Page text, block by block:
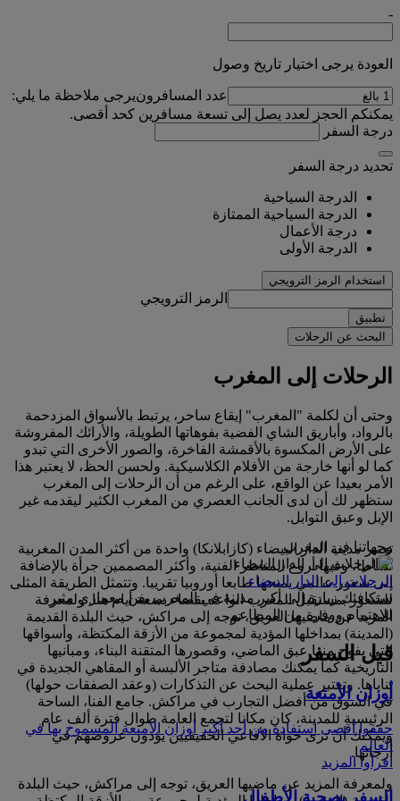
-
العودة يرجى اختيار تاريخ وصول
عدد المسافرونيرجى ملاحظة ما يلي:
يمكنكم الحجز لعدد يصل إلى تسعة مسافرين كحد أقصى.
درجة السفر
تحديد درجة السفر
الدرجة السياحية
الدرجة السياحية الممتازة
درجة الأعمال
الدرجة الأولى
استخدام الرمز الترويجي
الرمز الترويجي
تطبيق
البحث عن الرحلات
الرحلات إلى المغرب
وحتى أن لكلمة "المغرب" إيقاع ساحر، يرتبط بالأسواق المزدحمة
بالرواد، وأباريق الشاي الفضية بفوهاتها الطويلة، والأرائك المفروشة
على الأرض المكسوة بالأقمشة الفاخرة، والصور الأخرى التي تبدو
كما لو أنها خارجة من الأفلام الكلاسيكية. ولحسن الحظ، لا يعتبر هذا
الأمر بعيدا عن الواقع، على الرغم من أن الرحلات إلى المغرب
ستظهر لك أن لدى الجانب العصري من المغرب الكثير ليقدمه غير
الإبل وعبق التوابل.
تعتبر مدينة الدار البيضاء (كازابلانكا) واحدة من أكثر المدن المغربية
نشاطا، وفيها أروع المناظر الفنية، وأكثر المصممين جرأة بالإضافة
إلى شعور عالمي يمنحها طابعا أوروبيا تقريبا. وتتمثل الطريقة المثلى
للشعور بمستقبل المغرب الواعد بقضاء بضعة أيام هنا. ولمعرفة
المزيد عن ماضيها العريق، توجه إلى مراكش، حيث البلدة القديمة
(المدينة) بمداخلها المؤدية لمجموعة من الأزقة المكتظة، وأسواقها
التي يفوح منها عبق الماضي، وقصورها المتقنة البناء، ومبانيها
التاريخية كما يمكنك مصادفة متاجر الألبسة أو المقاهي الجديدة في
ثناياها. وتعتبر عملية البحث عن التذكارات (وعقد الصفقات حولها)
في السوق من أفضل التجارب في مراكش. جامع الفنا، الساحة
الرئيسية للمدينة، كان مكانا لتجمع العامة طوال فترة ألف عام
ويمكنك أن ترى حواة الأفاعي الحقيقيين يؤدون عروضهم في
أرجائها.
ولمعرفة المزيد عن ماضيها العريق، توجه إلى مراكش، حيث البلدة
وجهاتنا في المغرب
الرحلات إلى الدار البيضاء
ستكافئك زيارة إلى أكبر مدينة في المغرب بفن معماري مثير
للاهتمام ووفرة من المطاعم.
قبل السفر
أوزان الأمتعة
حققوا أقصى استفادة من أحد أكبر أوزان الأمتعة المسموح بها في
العالم
اقرأوا المزيد
السفر بصحبة الأطفال